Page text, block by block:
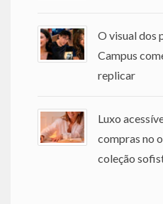
O visual dos
Campus
replicar
Luxo
compras no
coleção